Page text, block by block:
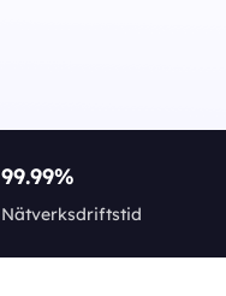
99.99%
Nätverks­driftstid